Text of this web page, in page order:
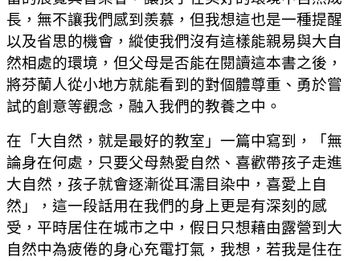
長 ，無不讓我們感到羨慕 ，但我想這也是一種提醒
以及省思的機會 ，縱使我們沒有這樣能親易與大自
然相處的環境 ，但父母是否能在閱讀這本書之後 ，
將芬蘭人從小地方就能看到的對個體尊重、勇於嘗
試的創意等觀念 ，融入我們的教養之中。
在「大自然 ，就是最好的教室」一篇中寫到 ，「無
論身在何處 ，只要父母熱愛自然、喜歡帶孩子走進
大自然 ，孩子就會逐漸從耳濡目染中 ，喜愛上自
然 」
，這一段話用在我們的身上更是有深刻的感
受 ，平時居住在城市之中 ，假日只想藉由露營到大
自然中為疲倦的身心充電打氣 ，我想 ，若我是住在